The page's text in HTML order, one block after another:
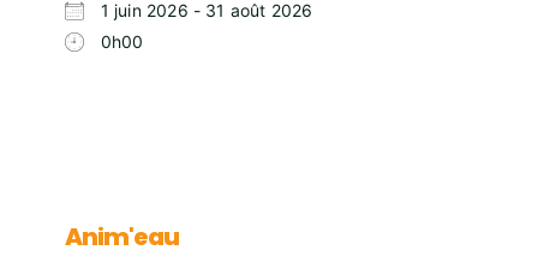
1 juin 2026 - 31 août 2026
0h00
Anim'eau